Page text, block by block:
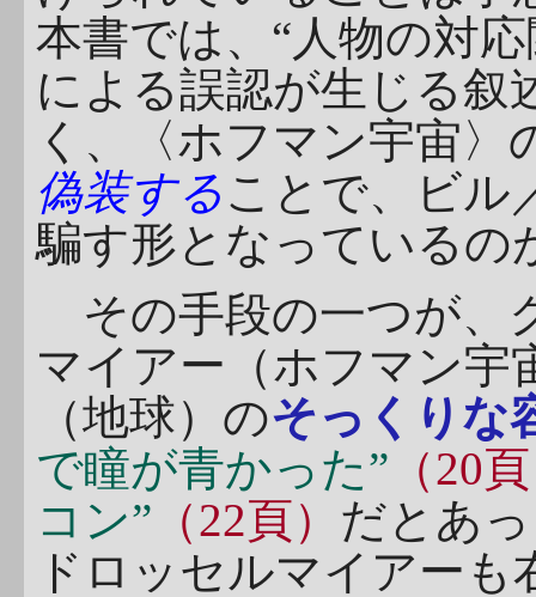
本書では、“人物の対
による誤認が生じる叙
く、〈ホフマン宇宙〉
偽装することで、ビル
騙す形となっているの
その手段の一つが、
マイアー（ホフマン宇
（地球）のそっくりな
で瞳が青かった” （20
コン” （22頁） だとあ
ドロッセルマイアー